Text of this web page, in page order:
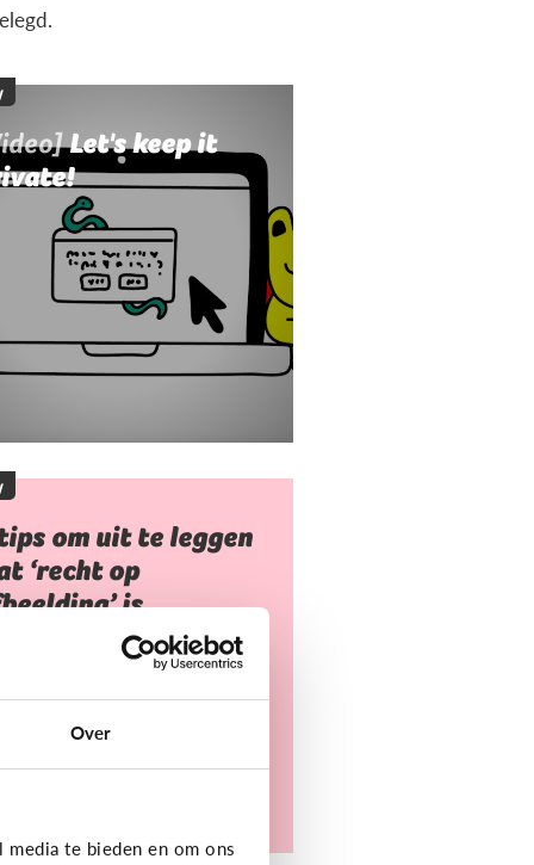
Over
te bieden en om ons
Let's keep it
om uit te leggen
‘recht op
is
mag niet zomaar foto's van
nemen of gebruiken.
heb je toestemming
Dat heet ‘recht op